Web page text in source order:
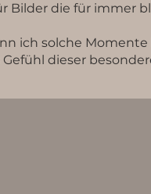
Bilder die für immer
ich solche
dieser